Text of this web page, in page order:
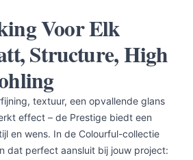
Voor Elk
Structure, High
textuur, een opvallende glans
effect – de Prestige biedt een
en wens. In de Colourful-collectie
dat perfect aansluit bij jouw project: